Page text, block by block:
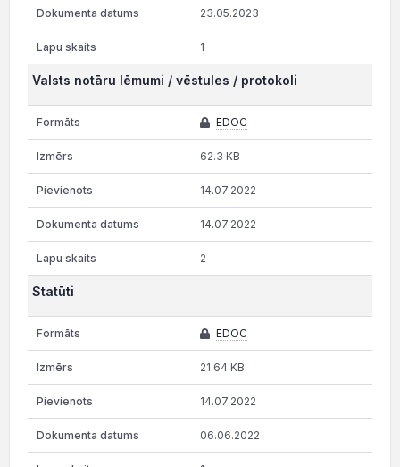
23.05.2023
1
Valsts notāru lēmumi / vēstules / protokoli
EDOC
62.3 KB
14.07.2022
14.07.2022
2
Statūti
EDOC
21.64 KB
14.07.2022
06.06.2022